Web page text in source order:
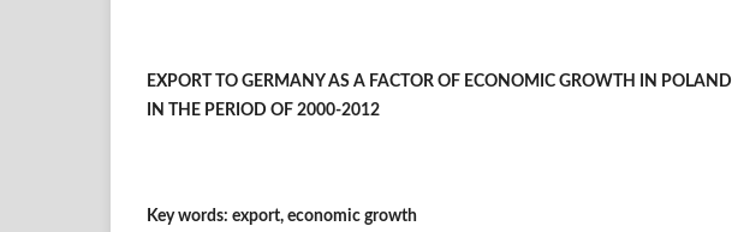
EXPORT TO GERMANY AS A FACTOR OF ECONOMIC GROWTH IN POLAND
IN THE PERIOD OF 2000-2012
Key words: export, economic growth